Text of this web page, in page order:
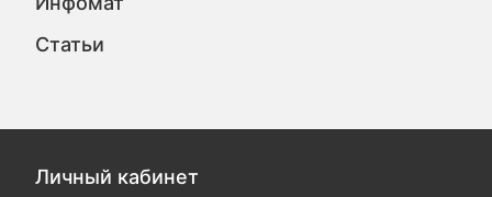
Статьи
Личный кабинет